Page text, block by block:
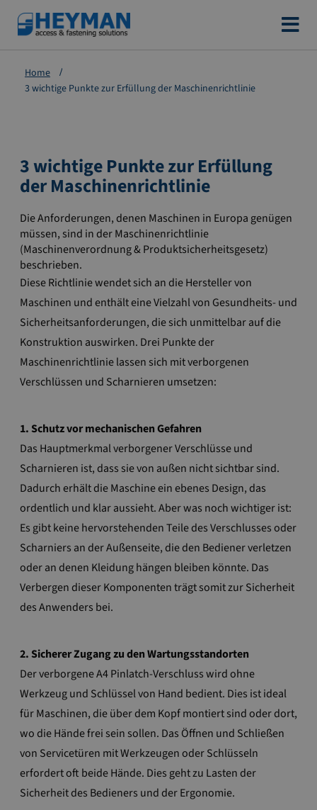
Zum
Inhalt
Home
3 wichtige Punkte zur Erfüllung der Maschinenrichtlinie
3 wichtige Punkte zur Erfüllung
der Maschinenrichtlinie
Die Anforderungen, denen Maschinen in Europa genügen
müssen, sind in der Maschinenrichtlinie
(Maschinenverordnung & Produktsicherheitsgesetz)
beschrieben.
Diese Richtlinie wendet sich an die Hersteller von
Maschinen und enthält eine Vielzahl von Gesundheits- und
Sicherheitsanforderungen, die sich unmittelbar auf die
Konstruktion auswirken. Drei Punkte der
Maschinenrichtlinie lassen sich mit verborgenen
Verschlüssen und Scharnieren umsetzen:
1. Schutz vor mechanischen Gefahren
Das Hauptmerkmal verborgener Verschlüsse und
Scharnieren ist, dass sie von außen nicht sichtbar sind.
Dadurch erhält die Maschine ein ebenes Design, das
ordentlich und klar aussieht. Aber was noch wichtiger ist:
Es gibt keine hervorstehenden Teile des Verschlusses oder
Scharniers an der Außenseite, die den Bediener verletzen
oder an denen Kleidung hängen bleiben könnte. Das
Verbergen dieser Komponenten trägt somit zur Sicherheit
des Anwenders bei.
2. Sicherer Zugang zu den Wartungsstandorten
Der verborgene A4 Pinlatch-Verschluss wird ohne
Werkzeug und Schlüssel von Hand bedient. Dies ist ideal
für Maschinen, die über dem Kopf montiert sind oder dort,
wo die Hände frei sein sollen. Das Öffnen und Schließen
von Servicetüren mit Werkzeugen oder Schlüsseln
erfordert oft beide Hände. Dies geht zu Lasten der
Sicherheit des Bedieners und der Ergonomie.